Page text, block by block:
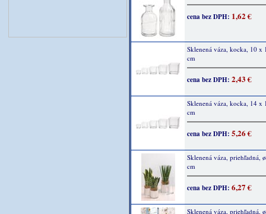
cena bez DPH: 1,62 €
Sklenená váza, kocka, 10 x
cm
cena bez DPH: 2,43 €
Sklenená váza, kocka, 14 x
cm
cena bez DPH: 5,26 €
Sklenená váza, priehľadná,
cm
cena bez DPH: 6,27 €
Sklenená váza, priehľadná,